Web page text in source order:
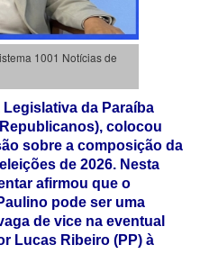
1001 Notícias de
da Paraíba
colocou
sobre a composição da
de 2026. Nesta
afirmou que o
pode ser uma
de vice na eventual
Lucas Ribeiro (PP) à